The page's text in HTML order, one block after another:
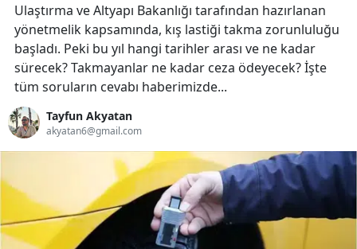
Ulaştırma ve Altyapı Bakanlığı tarafından hazırlanan
yönetmelik kapsamında, kış lastiği takma zorunluluğu
başladı. Peki bu yıl hangi tarihler arası ve ne kadar
sürecek? Takmayanlar ne kadar ceza ödeyecek? İşte
tüm soruların cevabı haberimizde...
Tayfun Akyatan
akyatan6@gmail.com